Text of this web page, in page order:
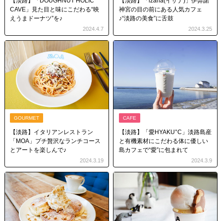
CAVE」見た目と味にこだわる“映
えうまドーナツ”を♪
2024.4.7
神宮の目の前にある人気カフェ
♪“淡路の美食”に舌鼓
2024.3.25
GOURMET
【淡路】イタリアンレストラン
「MOA」プチ贅沢なランチコース
とアートを楽しんで♪
2024.3.19
CAFE
【淡路】「愛HYAKU°C」淡路島産
と有機素材にこだわる体に優しい
島カフェで“愛”に包まれて
2024.3.9